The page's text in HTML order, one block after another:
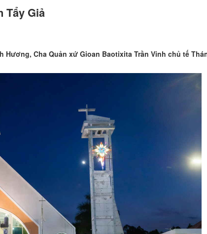
Tẩy Giả
Cha Quản xứ Gioan Baotixita Trần Vinh chủ tế